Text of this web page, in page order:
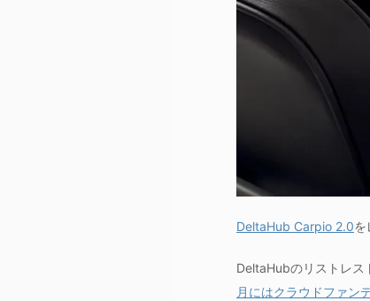
DeltaHub Carpio 2.0を
DeltaHubのリストレス
月にはクラウドファン